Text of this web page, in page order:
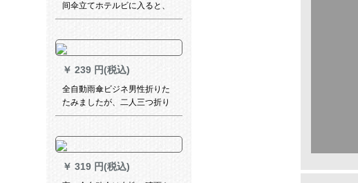
间伞立てホテルビに入ると、
伞樽を置いて雨具を収纳する
￥ 239 円(税込)
全自動雨傘ビジネ男性折りた
たみましたが、二人三つ折り
の男女は前から巨大車載広告
雨傘を注文します。栄光黒
【生涯无料で新しものに交换
します。】
￥ 319 円(税込)